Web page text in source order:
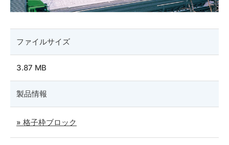
ファイルサイズ
3.87 MB
製品情報
» 格子枠ブロック